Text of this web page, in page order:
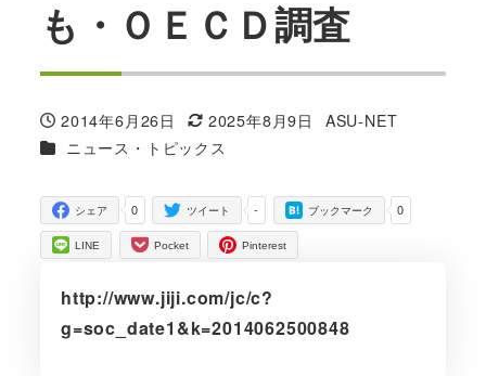
も・ＯＥＣＤ調査
投稿日
2014年6月26日
更新日
2025年8月9日
著
ASU-NET
カテゴリー
ニュース・トピックス
0
シェア -
ツイート 0
ブックマーク
LINE Pocket Pinterest
http://www.jiji.com/jc/c?
g=soc_date1&k=2014062500848